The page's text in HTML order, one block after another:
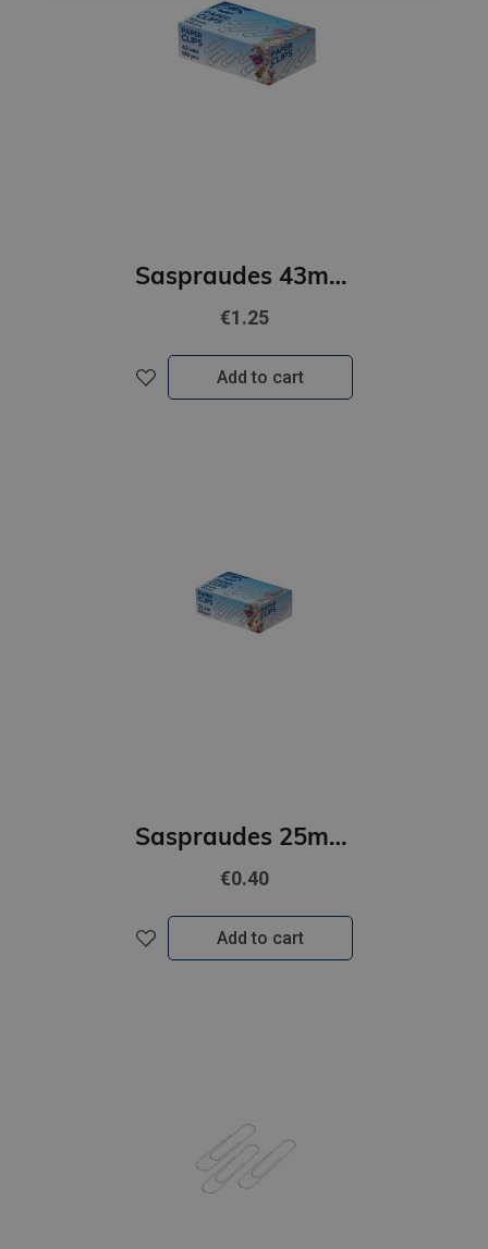
Saspraudes 43mm FOROFIS apļveida niķelētas 100gab
€1.25
Add to cart
Saspraudes 25mm FOROFIS apļveida niķelētas 100gab
€0.40
Add to cart